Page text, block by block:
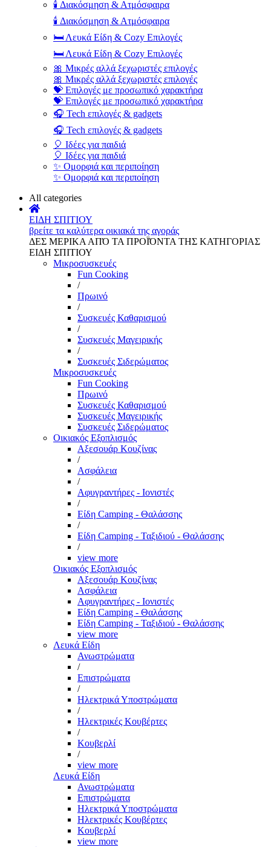
🕯️ Διακόσμηση & Ατμόσφαιρα
🕯️ Διακόσμηση & Ατμόσφαιρα
🛏️ Λευκά Είδη & Cozy Επιλογές
🛏️ Λευκά Είδη & Cozy Επιλογές
🎀 Μικρές αλλά ξεχωριστές επιλογές
🎀 Μικρές αλλά ξεχωριστές επιλογές
💝 Επιλογές με προσωπικό χαρακτήρα
💝 Επιλογές με προσωπικό χαρακτήρα
🎧 Tech επιλογές & gadgets
🎧 Tech επιλογές & gadgets
🎈 Ιδέες για παιδιά
🎈 Ιδέες για παιδιά
✨ Ομορφιά και περιποίηση
✨ Ομορφιά και περιποίηση
All categories
ΕΙΔΗ ΣΠΙΤΙΟΥ
βρείτε τα καλύτερα οικιακά της αγοράς
ΔΕΣ ΜΕΡΙΚΑ ΑΠΌ ΤΑ ΠΡΟΪΌΝΤΑ ΤΗΣ ΚΑΤΗΓΟΡΙΑΣ
ΕΙΔΗ ΣΠΙΤΙΟΥ
Μικροσυσκευές
Fun Cooking
/
Πρωινό
/
Συσκευές Καθαρισμού
/
Συσκευές Μαγειρικής
/
Συσκευές Σιδερώματος
Μικροσυσκευές
Fun Cooking
Πρωινό
Συσκευές Καθαρισμού
Συσκευές Μαγειρικής
Συσκευές Σιδερώματος
Οικιακός Εξοπλισμός
Αξεσουάρ Κουζίνας
/
Ασφάλεια
/
Αφυγραντήρες - Ιονιστές
/
Είδη Camping - Θαλάσσης
/
Είδη Camping - Ταξιδιού - Θαλάσσης
/
view more
Οικιακός Εξοπλισμός
Αξεσουάρ Κουζίνας
Ασφάλεια
Αφυγραντήρες - Ιονιστές
Είδη Camping - Θαλάσσης
Είδη Camping - Ταξιδιού - Θαλάσσης
view more
Λευκά Είδη
Ανωστρώματα
/
Επιστρώματα
/
Ηλεκτρικά Υποστρώματα
/
Ηλεκτρικές Κουβέρτες
/
Κουβερλί
/
view more
Λευκά Είδη
Ανωστρώματα
Επιστρώματα
Ηλεκτρικά Υποστρώματα
Ηλεκτρικές Κουβέρτες
Κουβερλί
view more